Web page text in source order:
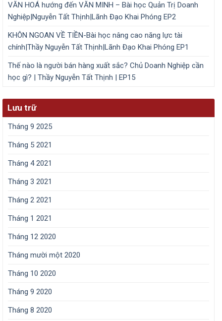
VĂN HOÁ hướng đến VĂN MINH – Bài học Quản Trị Doanh
Nghiệp|Nguyễn Tất Thịnh|Lãnh Đạo Khai Phóng EP2
KHÔN NGOAN VỀ TIỀN-Bài học nâng cao năng lực tài
chính|Thầy Nguyễn Tất Thịnh|Lãnh Đạo Khai Phóng EP1
Thế nào là người bán hàng xuất sắc? Chủ Doanh Nghiệp cần
học gì? | Thầy Nguyễn Tất Thịnh | EP15
Lưu trữ
Tháng 9 2025
Tháng 5 2021
Tháng 4 2021
Tháng 3 2021
Tháng 2 2021
Tháng 1 2021
Tháng 12 2020
Tháng mười một 2020
Tháng 10 2020
Tháng 9 2020
Tháng 8 2020